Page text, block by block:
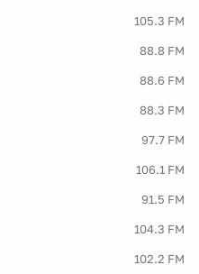
105.3 FM
88.8 FM
88.6 FM
88.3 FM
97.7 FM
106.1 FM
91.5 FM
104.3 FM
102.2 FM